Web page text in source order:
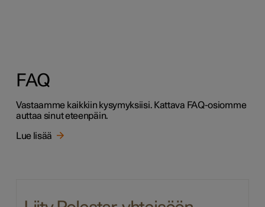
FAQ
Vastaamme kaikkiin kysymyksiisi. Kattava FAQ-osiomme
auttaa sinut eteenpäin.
Lue lisää